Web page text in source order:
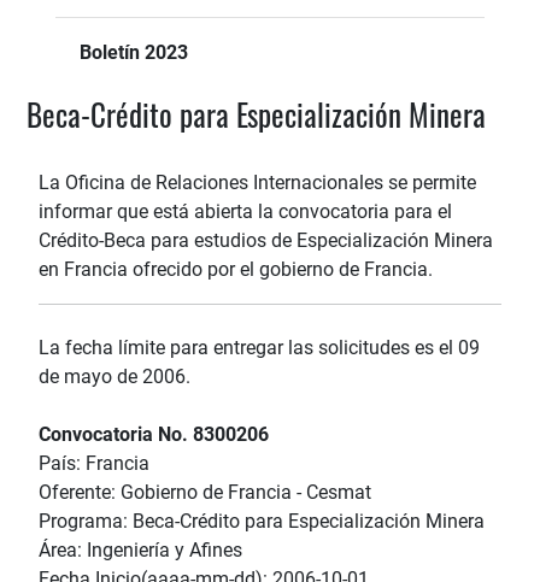
Boletín 2023
Beca-Crédito para Especialización Minera
La Oficina de Relaciones Internacionales se permite
informar que está abierta la convocatoria para el
Crédito-Beca para estudios de Especialización Minera
en Francia ofrecido por el gobierno de Francia.
La fecha límite para entregar las solicitudes es el 09
de mayo de 2006.
Convocatoria No. 8300206
País: Francia
Oferente: Gobierno de Francia - Cesmat
Programa: Beca-Crédito para Especialización Minera
Área: Ingeniería y Afines